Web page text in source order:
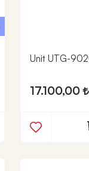
Unit UTG-
17.100,00